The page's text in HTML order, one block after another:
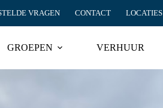
VRAGEN CONTACT LOCATIES
GROEPEN VERHUUR